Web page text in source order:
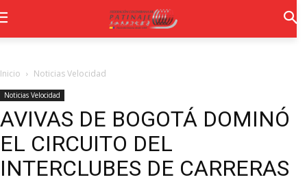
Inicio Noticias Velocidad
Noticias Velocidad
AVIVAS DE BOGOTÁ DOMINÓ
EL CIRCUITO DEL
INTERCLUBES DE CARRERAS